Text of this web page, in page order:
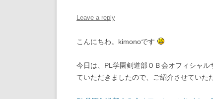
Leave a reply
こんにちわ。kimonoです
今日は、PL学園剣道部ＯＢ会オフィシャ
ていただきましたので、ご紹介させていた